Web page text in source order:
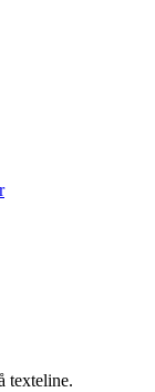
texteline.